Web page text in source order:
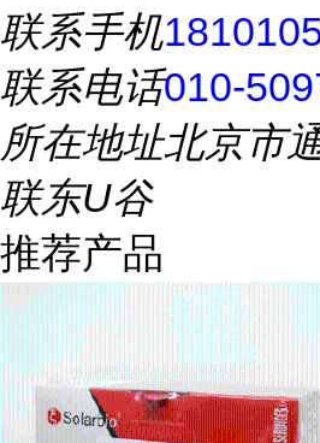
联系手机
联系电话010-
所在地址北京市
联东U谷
推荐产品